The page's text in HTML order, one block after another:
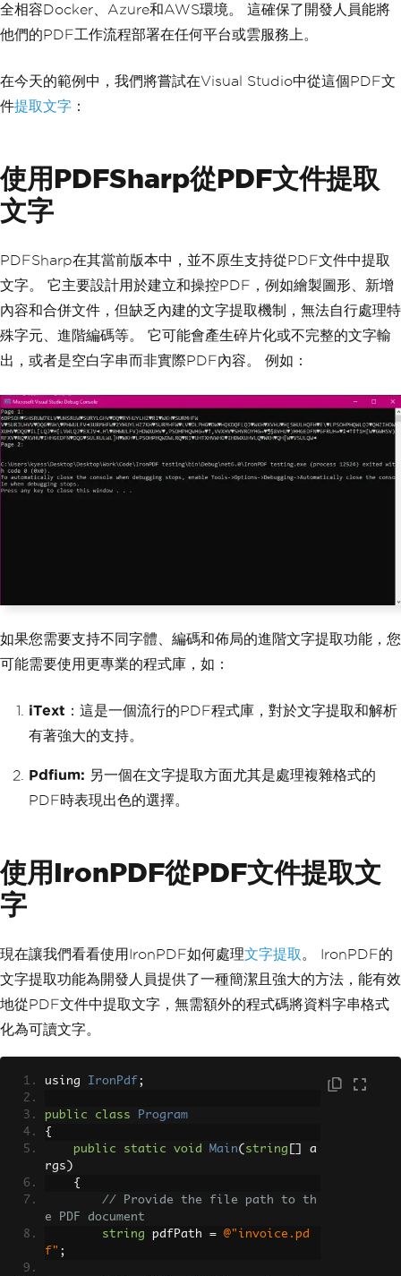
全相容Docker、Azure和AWS環境。 這確保了開發人員能將
他們的PDF工作流程部署在任何平台或雲服務上。
在今天的範例中，我們將嘗試在Visual Studio中從這個PDF文
件提取文字 ：
使用PDFSharp從PDF文件提取
文字
PDFSharp在其當前版本中，並不原生支持從PDF文件中提取
文字。 它主要設計用於建立和操控PDF，例如繪製圖形、新增
內容和合併文件，但缺乏內建的文字提取機制，無法自行處理特
殊字元、進階編碼等。 它可能會產生碎片化或不完整的文字輸
出，或者是空白字串而非實際PDF內容。 例如：
如果您需要支持不同字體、編碼和佈局的進階文字提取功能，您
可能需要使用更專業的程式庫，如：
iText ：這是一個流行的PDF程式庫，對於文字提取和解析
有著強大的支持。
Pdfium: 另一個在文字提取方面尤其是處理複雜格式的
PDF時表現出色的選擇。
使用IronPDF從PDF文件提取文
字
現在讓我們看看使用IronPDF如何處理文字提取 。 IronPDF的
文字提取功能為開發人員提供了一種簡潔且強大的方法，能有效
地從PDF文件中提取文字，無需額外的程式碼將資料字串格式
化為可讀文字。
using IronPdf ;
public class
Program
{
public
static void Main( string
a
rgs )
{
// Provide the file path to th
e PDF document
string pdfPath =
@"invoice.pd
f" ;